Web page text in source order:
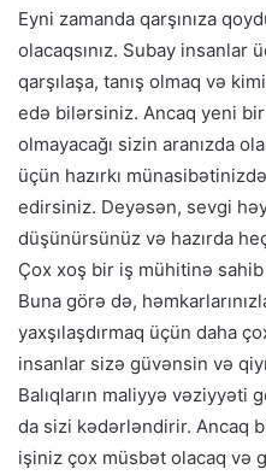
Eyni zamanda qarşınıza
olacaqsınız. Subay
qarşılaşa, tanış olmaq və
edə bilərsiniz. Ancaq yeni
olmayacağı sizin aranızda
üçün hazırkı
edirsiniz. Deyəsən, sevgi
düşünürsünüz və hazırda
Çox xoş bir iş mühitinə sahib
Buna görə də,
yaxşılaşdırmaq üçün daha
insanlar sizə güvənsin və
Balıqların maliyyə vəziyyəti
da sizi kədərləndirir. Ancaq
işiniz çox müsbət olacaq və